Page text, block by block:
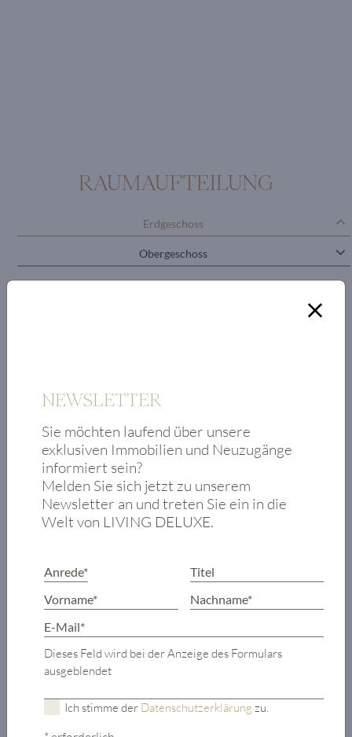
RAUMAUFTEILUNG
Erdgeschoss
Obergeschoss
Wellnessbereich
und Relaxzone
Gäste-WC
Terrassen-
Zugang zum
Garten mit
Weinlager
Hauswirtschafts-
NEWSLETTER
Sie möchten laufend über unsere
exklusiven Immobilien und Neuzugänge
informiert sein?
Melden Sie sich jetzt zu unserem
Newsletter an und treten Sie ein in die
Welt von LIVING DELUXE.
Dieses Feld wird bei der Anzeige des Formulars
ausgeblendet
Ich stimme der Datenschutzerklärung zu.